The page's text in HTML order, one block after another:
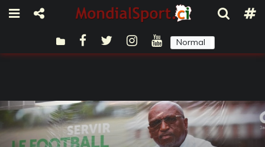
Normal